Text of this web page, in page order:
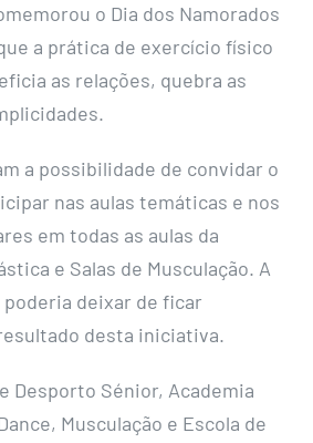
o Dia dos Namorados
a prática de exercício físico
as relações, quebra as
a possibilidade de convidar o
nas aulas temáticas e nos
em todas as aulas da
e Salas de Musculação. A
poderia deixar de ficar
desta iniciativa.
Desporto Sénior, Academia
Musculação e Escola de